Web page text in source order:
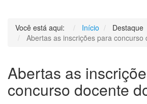
Você está aqui: Início Destaque
Abertas as inscrições para concurso
Abertas as
concurso docente